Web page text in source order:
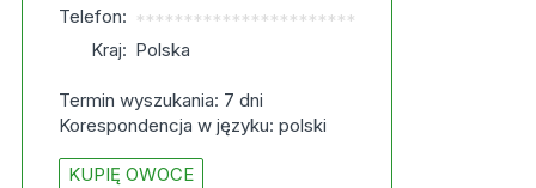
Telefon: ***********************
Kraj: Polska
Termin wyszukania: 7 dni
Korespondencja w języku: polski
KUPIĘ OWOCE